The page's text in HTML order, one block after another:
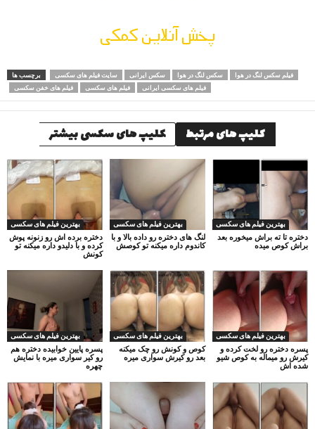
پخش آنلاین کمکی
برچسب ها سایت فیلم های سکسی سکس ایرانی سکس لنگ در هوا
فیلم سکس لنگ در هوا
فیلم های خفن سکسی
فیلم های سکسی فیلم های سکسی ایرانی
کلیپ های مرتبط کلیپ های سکسی بیشتر
بهترین فیلم های سکسی
دختره برده اش رو زنونه پوش
کرده و با دلیدو داره میکنه تو
کونش
بهترین فیلم های سکسی
لنگ های دختره رو داده بالا و با
کاندوم داره میکنه تو کوصش
بهترین فیلم های سکسی
دختره تا ته براش میخوره بعد
براش کوص میده
بهترین فیلم های سکسی
پسره پایین خوابیده دختره هم
رو کیر سواری میره با نمایش
چهره
بهترین فیلم های سکسی
کوص و کونش رو چک میکنه
بعد رو کیرش سواری میره
بهترین فیلم های سکسی
پسره دختره رو لخت کرده و
کیرش رو میماله به کوص شیو
شده اش